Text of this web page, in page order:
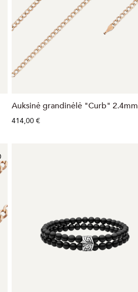
Auksinė grandinėlė "Curb" 2.4mm
414,00 €